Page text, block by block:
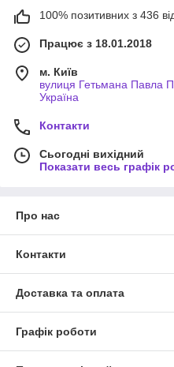
100% позитивних з 436
Працює з 18.01.2018
м. Київ
вулиця Гетьмана Павла
Україна
Контакти
Сьогодні вихідний
Показати весь графік
Про нас
Контакти
Доставка та оплата
Графік роботи